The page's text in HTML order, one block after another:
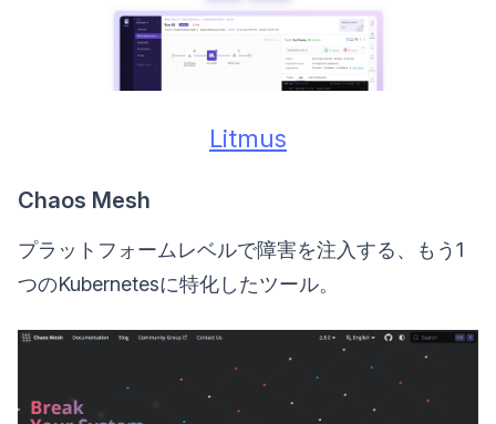
Litmus
Chaos Mesh
プラットフォームレベルで障害を注入する、もう1
つのKubernetesに特化したツール。